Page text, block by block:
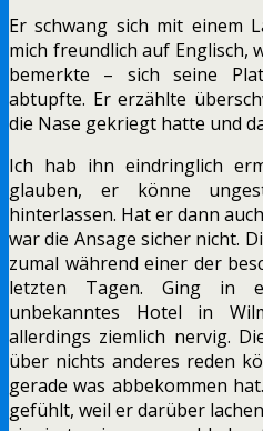
Er schwang sich mit einem
mich freundlich auf Englisch,
bemerkte – sich seine
abtupfte. Er erzählte
die Nase gekriegt hatte und
Ich hab ihn eindringlich
glauben, er könne
hinterlassen. Hat er dann
war die Ansage sicher nicht.
zumal während einer der
letzten Tagen. Ging in
unbekanntes Hotel in
allerdings ziemlich nervig.
über nichts anderes reden
gerade was abbekommen
gefühlt, weil er darüber